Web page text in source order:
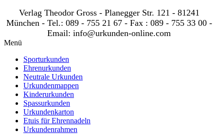
Verlag Theodor Gross - Planegger Str. 121 - 81241
München - Tel.: 089 - 755 21 67 - Fax : 089 - 755 33 00 -
Email: info@urkunden-online.com
Menü
Sporturkunden
Ehrenurkunden
Neutrale Urkunden
Urkundenmappen
Kinderurkunden
Spassurkunden
Urkundenkarton
Etuis für Ehrennadeln
Urkundenrahmen